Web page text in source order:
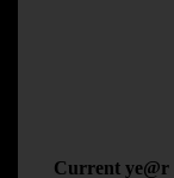
Current ye@r